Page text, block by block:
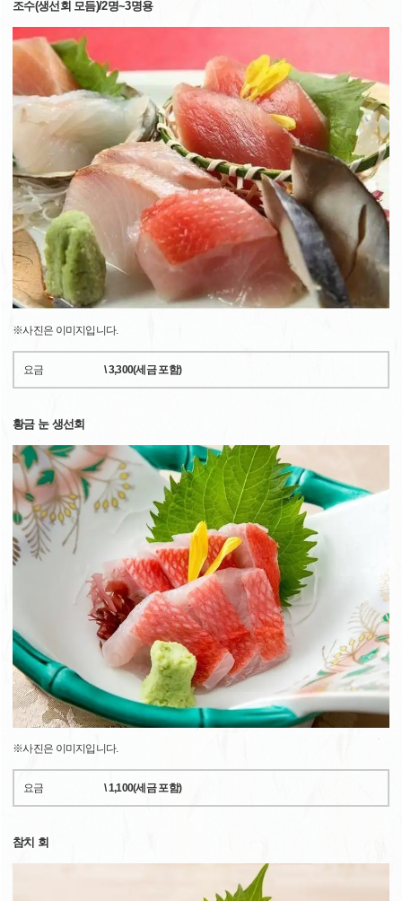
조수(생선회 모듬)/2명~3명용
※사진은 이미지입니다.
요금 \ 3,300(세금 포함)
황금 눈 생선회
※사진은 이미지입니다.
요금 \ 1,100(세금 포함)
참치 회